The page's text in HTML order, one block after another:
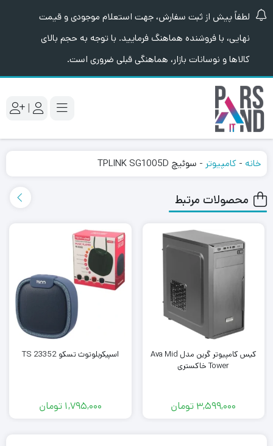
لطفاً پیش از ثبت سفارش، جهت استعلام موجودی و قیمت
نهایی، با فروشنده هماهنگ فرمایید. با توجه به حجم بالای
کالاها و نوسانات بازار، هماهنگی قبلی ضروری است.
|
خانه - کامپیوتر - سوئیچ TPLINK SG1005D
محصولات مرتبط
کیس کامپیوتر گرین مدل Ava Mid
Tower خاکستری
3,599,000 تومان
اسپیکربلوتوث تسکو TS 23352
1,795,000 تومان